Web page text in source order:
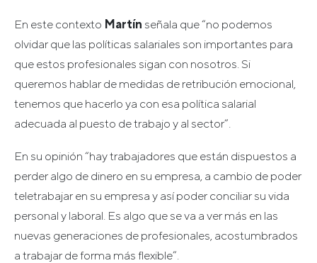
En este contexto Martín señala que “no podemos
olvidar que las políticas salariales son importantes para
que estos profesionales sigan con nosotros. Si
queremos hablar de medidas de retribución emocional,
tenemos que hacerlo ya con esa política salarial
adecuada al puesto de trabajo y al sector”.
En su opinión “hay trabajadores que están dispuestos a
perder algo de dinero en su empresa, a cambio de poder
teletrabajar en su empresa y así poder conciliar su vida
personal y laboral. Es algo que se va a ver más en las
nuevas generaciones de profesionales, acostumbrados
a trabajar de forma más flexible”.